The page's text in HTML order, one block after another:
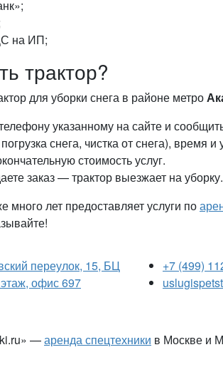
на ИП;
трактор?
для уборки снега в районе метро
указанному на сайте и
снега, чистка от снега), время
стоимость услуг.
заказ — трактор выезжает на уборку.
лет предоставляет услуги по
переулок, 15, БЦ
офис 697
+7 (499)
—аренда спецтехники в Москве и